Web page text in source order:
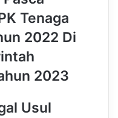
Tenaga
2022 Di
2023
Usul